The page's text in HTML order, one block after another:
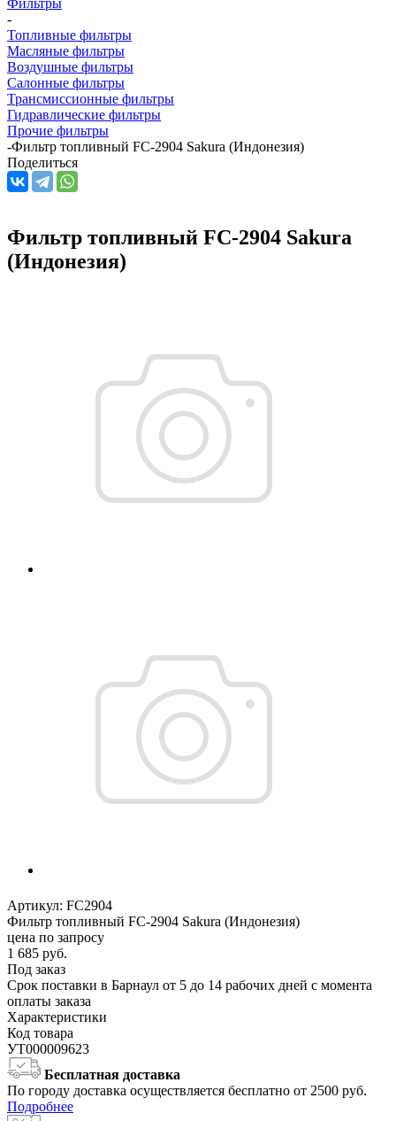
-
Топливные фильтры
Масляные фильтры
Воздушные фильтры
Салонные фильтры
Трансмиссионные фильтры
Гидравлические фильтры
Прочие фильтры
-Фильтр топливный FC-2904 Sakura (Индонезия)
Поделиться
Фильтр топливный FC-2904 Sakura
(Индонезия)
Артикул: FC2904
Фильтр топливный FC-2904 Sakura (Индонезия)
цена по запросу
1 685 руб.
Под заказ
Срок поставки в Барнаул от 5 до 14 рабочих дней с момента
оплаты заказа
Характеристики
Код товара
УТ000009623
Бесплатная доставка
По городу доставка осуществляется бесплатно от 2500 руб.
Подробнее